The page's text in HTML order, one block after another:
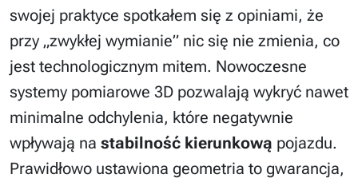
swojej praktyce spotkałem się z opiniami, że
przy „zwykłej wymianie” nic się nie zmienia, co
jest technologicznym mitem. Nowoczesne
systemy pomiarowe 3D pozwalają wykryć nawet
minimalne odchylenia, które negatywnie
wpływają na stabilność kierunkową pojazdu.
Prawidłowo ustawiona geometria to gwarancja,